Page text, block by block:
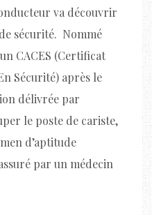
va découvrir
sécurité. Nommé
CACES (Certificat
Sécurité) après le
délivrée par
le poste de cariste,
d’aptitude
par un médecin